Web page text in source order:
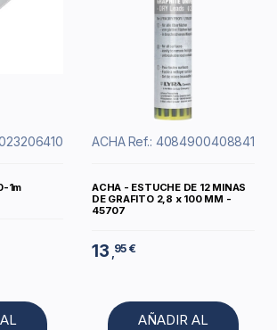
1m
ACHA Ref.: 4084900408841
ACHA - ESTUCHE DE 12 MINAS
DE GRAFITO 2,8 x 100 MM -
45707
13 ,95 €
AÑADIR AL